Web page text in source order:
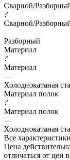
Сварной/
?
Сварной/
—
Разборный
Материал
?
Материал
—
Холоднокатаная
Материал полок
?
Материал полок
—
Холоднокатаная
Все характеристики
Цена
отличаться от цен